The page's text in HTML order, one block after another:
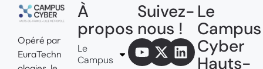
Opéré par
EuraTechn
À
propos
Le
Campus
Suivez-
nous !
Le
Campus
Cyber
Hauts-